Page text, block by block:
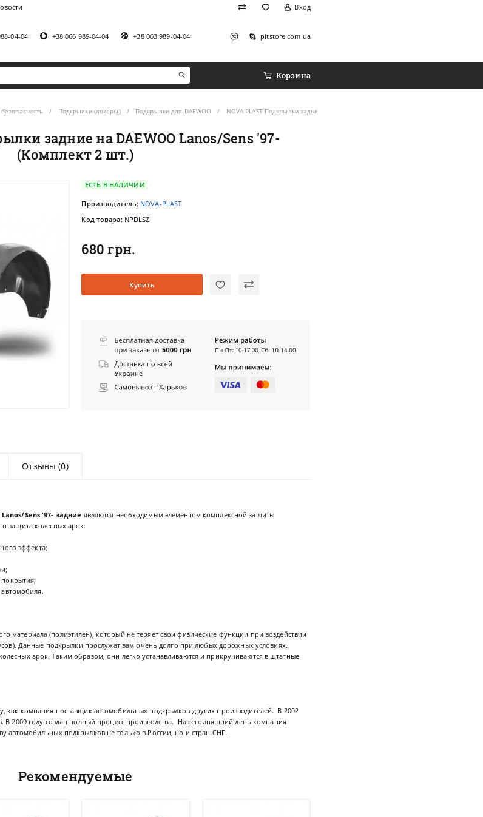
Вход
04-04 +38 066 989-04-04 +38 063 989-04-04 pitstore.com.ua
Корзина
Подкрылки (локеры) Подкрылки для DAEWOO NOVA-PLAST Подкрылки задние на DAEWOO Lanos/Sens '97- (Комплект 2 шт.)
задние на DAEWOO Lanos/Sens '97-
(Комплект 2 шт.)
ЕСТЬ В НАЛИЧИИ
Производитель: NOVA-PLAST
Код товара: NPDLSZ
680 грн.
Купить
Отзывы (0)
Lanos/Sens '97- задние являются необходимым элементом комплексной защиты
защита колесных арок:
эффекта;
материала (полиэтилен), который не теряет свои физические функции при воздействии
Данные подкрылки прослужат вам очень долго при любых дорожных условиях.
арок. Таким образом, они легко устанавливаются и прикручиваются в штатные
как компания поставщик автомобильных подкрылков других производителей. В 2002
В 2009 году создан полный процесс производства. На сегодняшний день компания
автомобильных подкрылков не только в России, но и стран СНГ.
Рекомендуемые